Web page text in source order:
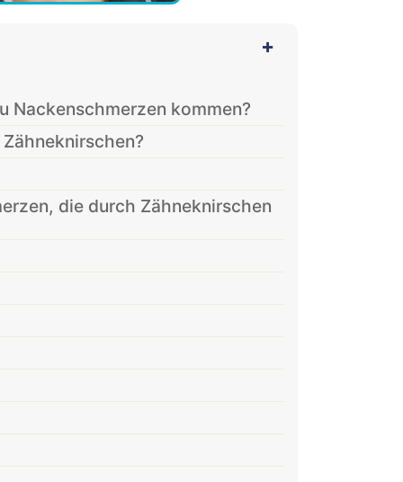
Nackenschmerzen kommen?
die durch Zähneknirschen